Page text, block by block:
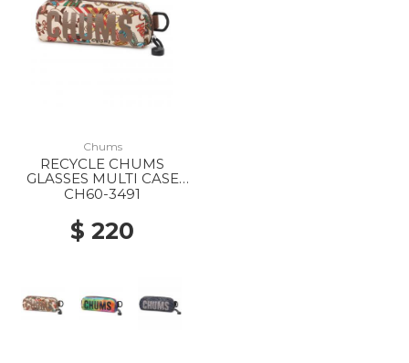
Chums
RECYCLE CHUMS
GLASSES MULTI CASE
Z402 CIRCUS
CH60-3491
$ 220